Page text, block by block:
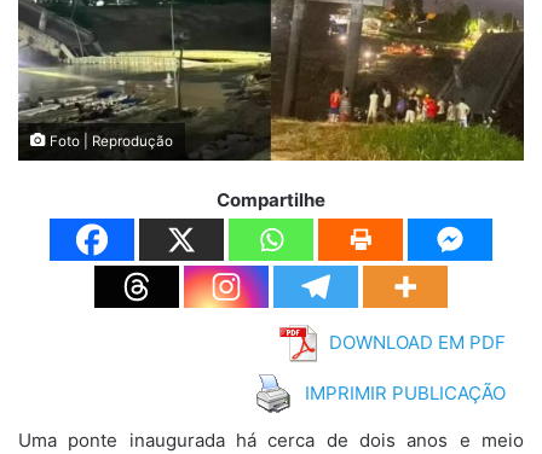
Foto | Reprodução
Compartilhe
DOWNLOAD EM PDF
IMPRIMIR PUBLICAÇÃO
Uma ponte inaugurada há cerca de dois anos e meio